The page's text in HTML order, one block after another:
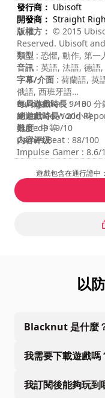
發行商： Ubisoft
開發商： Straight
版權方： © 2015
Reserved. Ubisoft
Ubisoft
類型 : 恐懼, 動作, 第一
音訊 : 英語, 法語, 德語
字幕/介面 : 荷蘭語, 英
俄語, 西班牙語
每局遊戲時長: > 30 分
總遊戲時長: 20小時
難度: 中等
内容评级:
Eurogamer : 9/10
Nintendo World
Cubed3 : 9/10
Games Beat : 88/100
Impulse Gamer : 8.6/
遊戲包含在通行證
以
Blacknut 是什麼
我需要下載遊戲嗎
我訂閱後能夠玩到